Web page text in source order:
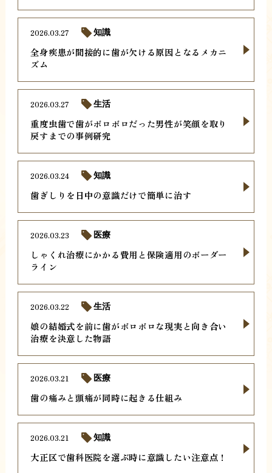
全身疾患が間接的に歯が欠ける原因となるメカニ
ズム
2026.03.27 知識
重度虫歯で歯がボロボロだった男性が笑顔を取り
戻すまでの事例研究
2026.03.27 生活
歯ぎしりを日中の意識だけで簡単に治す
2026.03.24 知識
しゃくれ治療にかかる費用と保険適用のボーダー
ライン
2026.03.23 医療
娘の結婚式を前に歯がボロボロな現実と向き合い
治療を決意した物語
2026.03.22 生活
歯の痛みと頭痛が同時に起きる仕組み
2026.03.21 医療
大正区で歯科医院を選ぶ時に意識したい注意点！
2026.03.21 知識